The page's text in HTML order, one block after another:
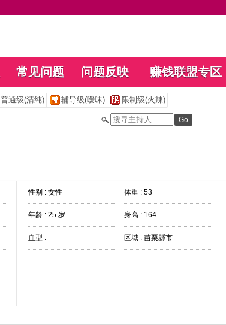
常见问题 问题反映 赚钱联盟专区
普通级(清纯) 辅导级(暧昧) 限制级(火辣)
性别 : 女性 体重 : 53
年龄 : 25 岁 身高 : 164
血型 : ---- 区域 : 苗栗縣市